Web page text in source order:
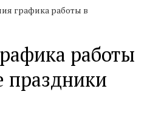
графика работы в
работы
праздники